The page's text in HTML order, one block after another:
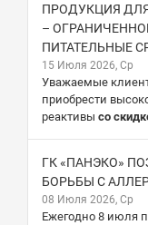
ПРОДУКЦИЯ
–
ПИТАТЕЛЬНЫЕ
15 Июля 2026, Ср
Уважаемые
приобрести
реактивы со
ГК «ПАНЭКО»
БОРЬБЫ С
08 Июля 2026, Ср
Ежегодно 8 июля